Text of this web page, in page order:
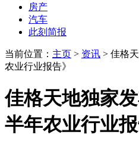
房产
汽车
此刻简报
当前位置： 主页 > 资讯 > 佳格
农业行业报告》
佳格天地独家
半年农业行业报